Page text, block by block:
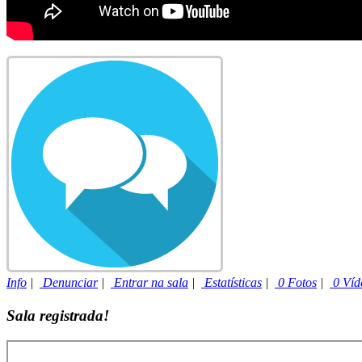
Info | Denunciar| Entrar na sala | Estatísticas | 0 Fotos | 0
Sala registrada!